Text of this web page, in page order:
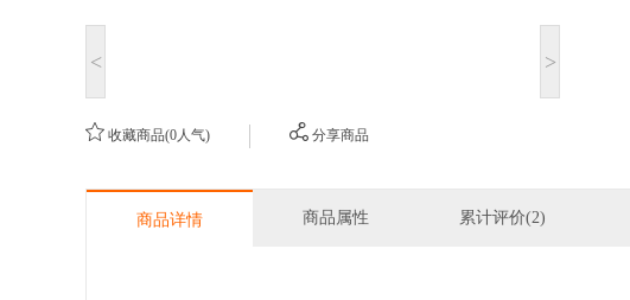
< >
收藏商品(0人气) 分享商品
商品详情 商品属性 累计评价(2)